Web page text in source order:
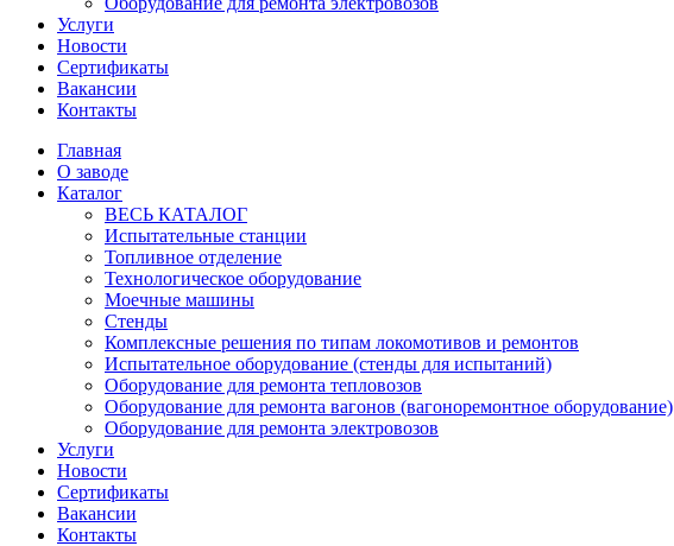
Услуги
Новости
Сертификаты
Вакансии
Контакты
Главная
О заводе
Каталог
ВЕСЬ КАТАЛОГ
Испытательные станции
Топливное отделение
Технологическое оборудование
Моечные машины
Стенды
Комплексные решения по типам локомотивов и ремонтов
Испытательное оборудование (стенды для испытаний)
Оборудование для ремонта тепловозов
Оборудование для ремонта вагонов (вагоноремонтное оборудование)
Оборудование для ремонта электровозов
Услуги
Новости
Сертификаты
Вакансии
Контакты